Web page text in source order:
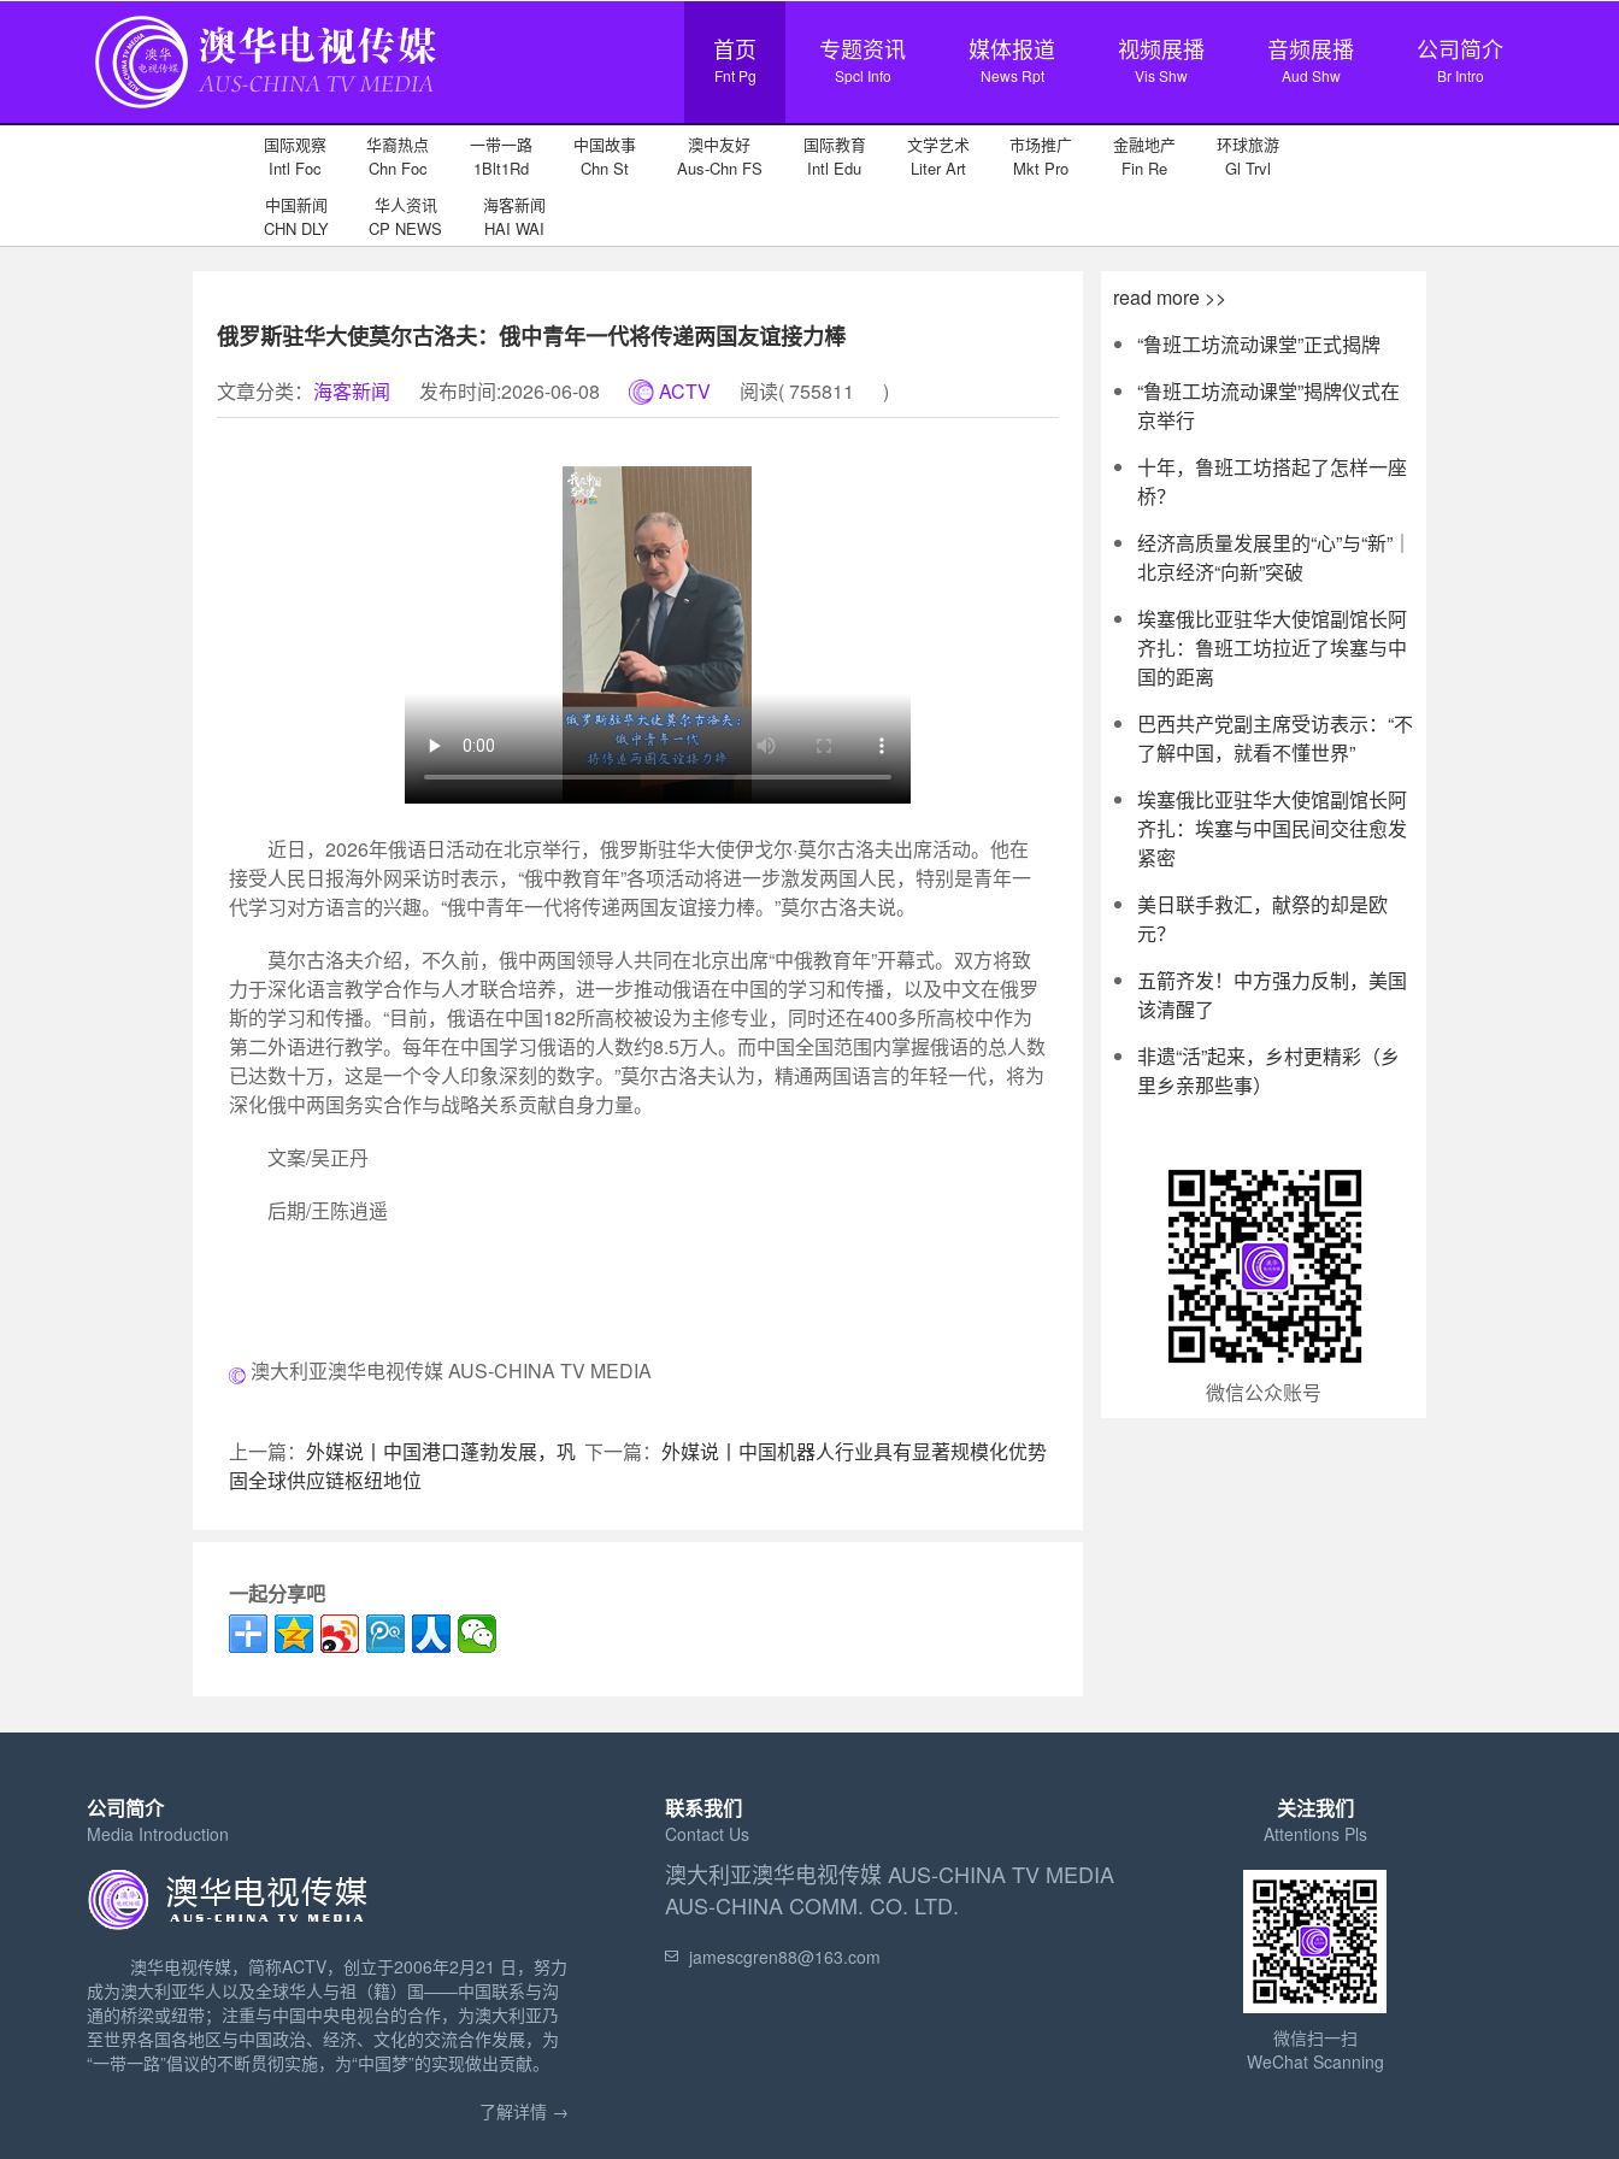
首页
Fnt Pg
专题资讯
Spcl Info
媒体报道
News Rpt
视频展播
Vis Shw
音频展播
Aud Shw
公司简介
Br Intro
国际观察
Intl Foc
华裔热点
Chn Foc
一带一路
1Blt1Rd
中国故事
Chn St
澳中友好
Aus-Chn FS
国际教育
Intl Edu
文学艺术
Liter Art
市场推广
Mkt Pro
金融地产
Fin Re
环球旅游
Gl Trvl
中国新闻
CHN DLY
华人资讯
CP NEWS
海客新闻
HAI WAI
俄罗斯驻华大使莫尔古洛夫：俄中青年一代将传递两国友谊接力棒
文章分类： 海客新闻 发布时间:2026-06-08 ACTV 阅读(755811 )
近日，2026年俄语日活动在北京举行，俄罗斯驻华大使伊戈尔·莫尔古洛夫出席活动。他在
接受人民日报海外网采访时表示，“俄中教育年”各项活动将进一步激发两国人民，特别是青年一
代学习对方语言的兴趣。“俄中青年一代将传递两国友谊接力棒。”莫尔古洛夫说。
莫尔古洛夫介绍，不久前，俄中两国领导人共同在北京出席“中俄教育年”开幕式。双方将致
力于深化语言教学合作与人才联合培养，进一步推动俄语在中国的学习和传播，以及中文在俄罗
斯的学习和传播。“目前，俄语在中国182所高校被设为主修专业，同时还在400多所高校中作为
第二外语进行教学。每年在中国学习俄语的人数约8.5万人。而中国全国范围内掌握俄语的总人数
已达数十万，这是一个令人印象深刻的数字。”莫尔古洛夫认为，精通两国语言的年轻一代，将为
深化俄中两国务实合作与战略关系贡献自身力量。
文案/吴正丹
后期/王陈逍遥
澳大利亚澳华电视传媒 AUS-CHINA TV MEDIA
下一篇： 外媒说丨中国机器人行业具有显著规模化优势
上一篇： 外媒说丨中国港口蓬勃发展，巩
固全球供应链枢纽地位
一起分享吧
read more >>
“鲁班工坊流动课堂”正式揭牌
“鲁班工坊流动课堂”揭牌仪式在
京举行
十年，鲁班工坊搭起了怎样一座
桥？
经济高质量发展里的“心”与“新”｜
北京经济“向新”突破
埃塞俄比亚驻华大使馆副馆长阿
齐扎：鲁班工坊拉近了埃塞与中
国的距离
巴西共产党副主席受访表示：“不
了解中国，就看不懂世界”
埃塞俄比亚驻华大使馆副馆长阿
齐扎：埃塞与中国民间交往愈发
紧密
美日联手救汇，献祭的却是欧
元？
五箭齐发！中方强力反制，美国
该清醒了
非遗“活”起来，乡村更精彩（乡
里乡亲那些事）
微信公众账号
公司简介
Media Introduction
澳华电视传媒，简称ACTV，创立于2006年2月21 日，努力
成为澳大利亚华人以及全球华人与祖（籍）国——中国联系与沟
通的桥梁或纽带；注重与中国中央电视台的合作，为澳大利亚乃
至世界各国各地区与中国政治、经济、文化的交流合作发展，为
“一带一路”倡议的不断贯彻实施，为“中国梦”的实现做出贡献。
了解详情 →
联系我们
Contact Us
澳大利亚澳华电视传媒 AUS-CHINA TV MEDIA
AUS-CHINA COMM. CO. LTD.
jamescgren88@163.com
关注我们
Attentions Pls
微信扫一扫
WeChat Scanning